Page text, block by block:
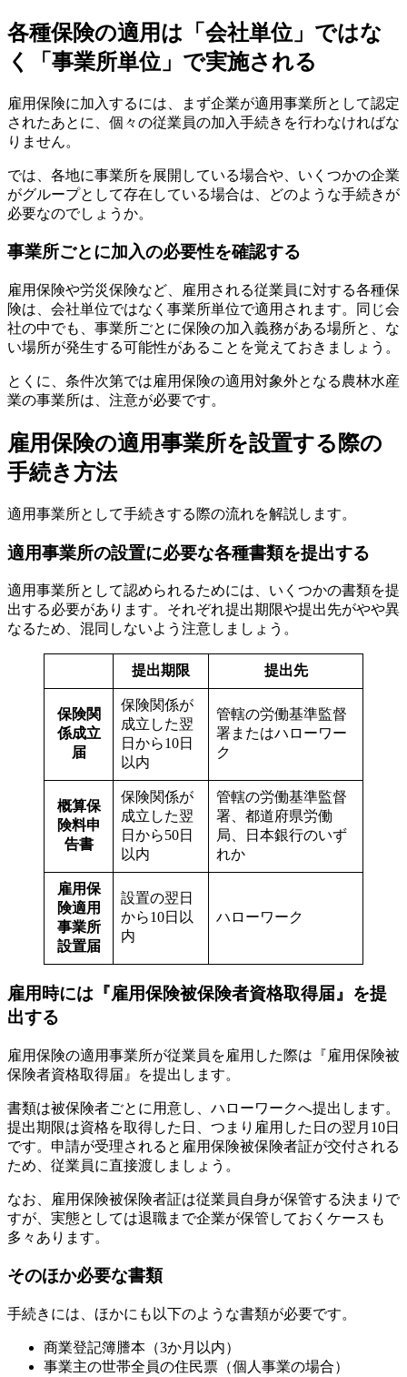
各種保険の適用は「会社単位」ではな
く「事業所単位」で実施される
雇用保険に加入するには、まず企業が適用事業所として認定
されたあとに、個々の従業員の加入手続きを行わなければな
りません。
では、各地に事業所を展開している場合や、いくつかの企業
がグループとして存在している場合は、どのような手続きが
必要なのでしょうか。
事業所ごとに加入の必要性を確認する
雇用保険や労災保険など、雇用される従業員に対する各種保
険は、会社単位ではなく事業所単位で適用されます。同じ会
社の中でも、事業所ごとに保険の加入義務がある場所と、な
い場所が発生する可能性があることを覚えておきましょう。
とくに、条件次第では雇用保険の適用対象外となる農林水産
業の事業所は、注意が必要です。
雇用保険の適用事業所を設置する際の
手続き方法
適用事業所として手続きする際の流れを解説します。
適用事業所の設置に必要な各種書類を提出する
適用事業所として認められるためには、いくつかの書類を提
出する必要があります。それぞれ提出期限や提出先がやや異
なるため、混同しないよう注意しましょう。
提出期限 提出先
保険関
係成立
届
保険関係が
成立した翌
日から10日
以内
管轄の労働基準監督
署またはハローワー
ク
概算保
険料申
告書
保険関係が
成立した翌
日から50日
以内
管轄の労働基準監督
署、都道府県労働
局、日本銀行のいず
れか
雇用保
険適用
事業所
設置届
設置の翌日
から10日以
内
ハローワーク
雇用時には『雇用保険被保険者資格取得届』を提
出する
雇用保険の適用事業所が従業員を雇用した際は『雇用保険被
保険者資格取得届』を提出します。
書類は被保険者ごとに用意し、ハローワークへ提出します。
提出期限は資格を取得した日、つまり雇用した日の翌月10日
です。申請が受理されると雇用保険被保険者証が交付される
ため、従業員に直接渡しましょう。
なお、雇用保険被保険者証は従業員自身が保管する決まりで
すが、実態としては退職まで企業が保管しておくケースも
多々あります。
そのほか必要な書類
手続きには、ほかにも以下のような書類が必要です。
商業登記簿謄本（3か月以内）
事業主の世帯全員の住民票（個人事業の場合）